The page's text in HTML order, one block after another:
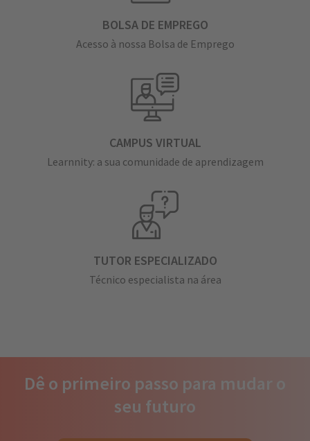
BOLSA DE EMPREGO
Acesso à nossa Bolsa de Emprego
CAMPUS VIRTUAL
Learnnity: a sua comunidade de aprendizagem
TUTOR ESPECIALIZADO
Técnico especialista na área
Dê o primeiro passo para mudar o
seu futuro